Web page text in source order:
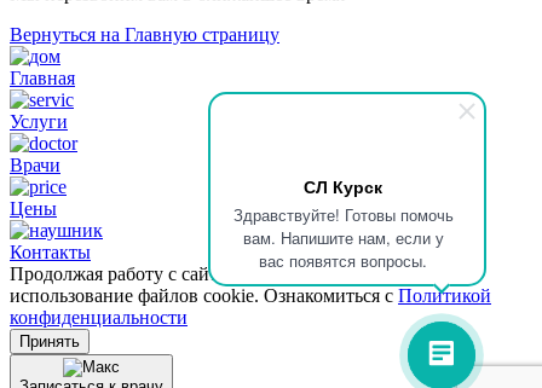
СЛ Курск
Здравствуйте! Готовы помочь
вам. Напишите нам, если у
вас появятся вопросы.
Вернуться на Главную страницу
Главная
Услуги
Врачи
Цены
Контакты
Продолжая работу с сайтом, вы даете согласие на
использование файлов cookie. Ознакомиться с Политикой
конфиденциальности
Принять